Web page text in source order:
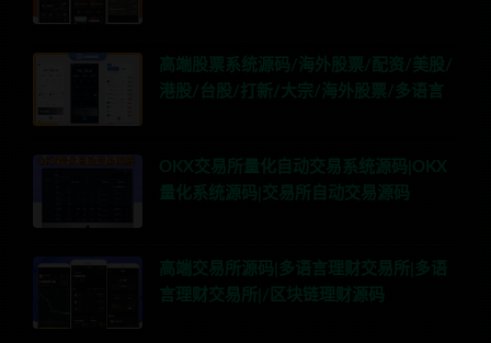
高端股票系统源码/海外股票/配资/美股/
港股/台股/打新/大宗/海外股票/多语言
OKX交易所量化自动交易系统源码|OKX
量化系统源码|交易所自动交易源码
高端交易所源码|多语言理财交易所|多语
言理财交易所|/区块链理财源码